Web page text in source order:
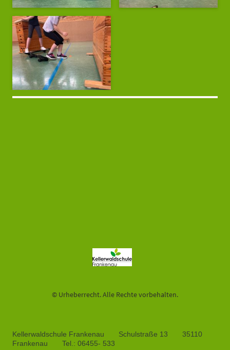
© Urheberrecht. Alle Rechte vorbehalten.
Kellerwaldschule Frankenau Schulstraße 13 35110
Frankenau Tel.: 06455- 533